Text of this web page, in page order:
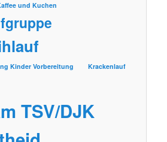
und Kuchen
Kinder Vorbereitung Krackenlauf
TSV/DJK